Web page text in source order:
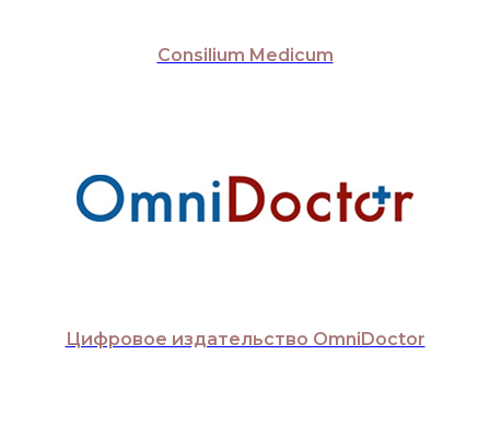
Consilium Medicum
Цифровое издательство OmniDoctor